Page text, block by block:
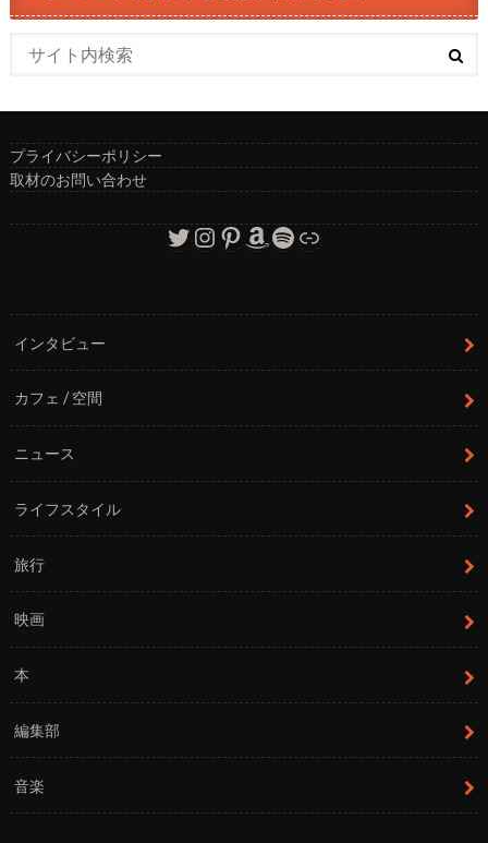
プライバシーポリシー
取材のお問い合わせ
Twitter
Instagram
Pinterest
Amazon
Spotify
リンク
インタビュー
カフェ / 空間
ニュース
ライフスタイル
旅行
映画
本
編集部
音楽